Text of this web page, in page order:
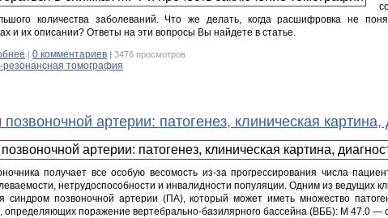
количества заболеваний. Что же делать, когда расшифровка не
и их описании? Ответы на эти вопросы Вы найдете в статье.
| 0 комментариев | 3476 просмотров
резонансная томография
артерии: патогенез, клиническая картина,
получает все особую весомость из-за прогрессирования числа
нетрудоспособности и инвалидности популяции. Одним из ведущих
синдром позвоночной артерии (ПА), который может иметь множество
определяющих поражение вертебрально-базилярного бассейна (ВББ): М 47.0